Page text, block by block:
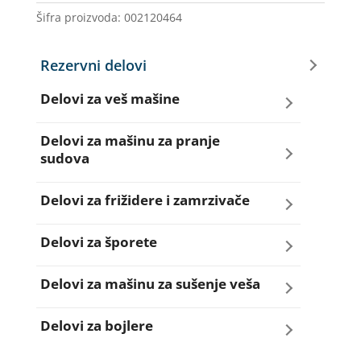
WHIRLPOOL
količina
Šifra proizvoda: 002120464
Rezervni delovi
Delovi za veš mašine
Amortizeri za veš mašinu
Delovi za mašinu za pranje
sudova
Creva za sudo mašine
Dihtunzi za sudo mašine
Elektroventili za sudo mašine
Filteri za sudo mašine
Delovi za frižidere i zamrzivače
Aqua filteri za frižidere
Dihtunzi za frižidere i zamrzivače
Elektronika za frižidere i zamrzivače
Delovi za šporete
Dihtunzi za šporete
Dugmad za šporete
Delovi za mašinu za sušenje veša
Dihtunzi mašine za sušenje veša
Delovi za bojlere